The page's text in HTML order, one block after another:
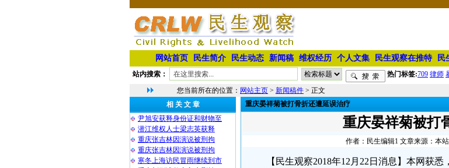
网站首页 民生简介 民生动态 新闻稿 维权经历 个人文集 民生观察在推特 民
站内搜索： 热门标签:709 律师
您当前所在的位置： 网站主页 > 新闻稿件 > 正文
相 关 文 章
尹旭安获释身份证和财物至
潜江维权人士梁志英获释
重庆张吉林因演说被刑拘
重庆张吉林因演说被刑拘
寒冬上海访民冒雨继续到市
重庆晏祥菊被打骨折还遭延误治疗
重庆晏祥菊被打
作者：民生编辑1 文章来源：本
【民生观察2018年12月22日消息】本网获